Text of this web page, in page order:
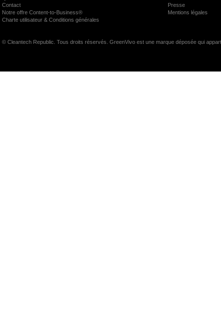
Contact
Presse
Notre offre Content-to-Business®
Mentions légales
Charte utilisateur & Conditions générales
© Cleantech Republic. Tous droits réservés. GreenVivo est une marque déposée qui